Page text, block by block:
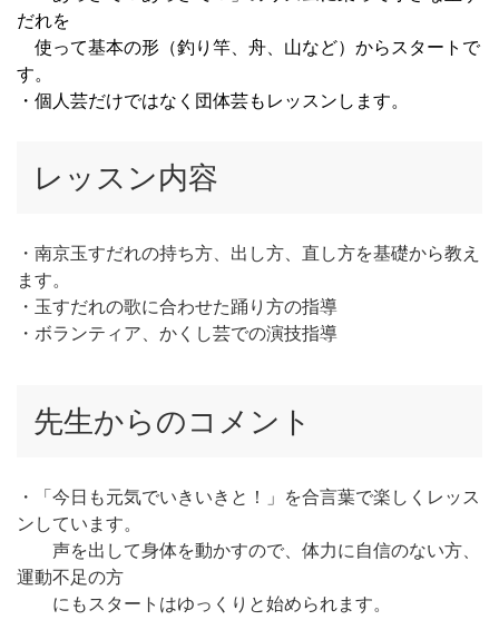
だれを
使って基本の形（釣り竿、舟、山など）からスタートで
す。
・個人芸だけではなく団体芸もレッスンします。
レッスン内容
・南京玉すだれの持ち方、出し方、直し方を基礎から教え
ます。
・玉すだれの歌に合わせた踊り方の指導
・ボランティア、かくし芸での演技指導
先生からのコメント
・「今日も元気でいきいきと！」を合言葉で楽しくレッス
ンしています。
声を出して身体を動かすので、体力に自信のない方、
運動不足の方
にもスタートはゆっくりと始められます。